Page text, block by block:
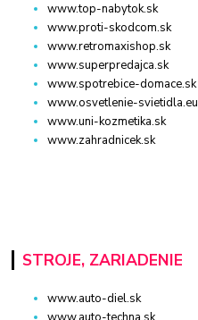
www.top-nabytok.sk
www.proti-skodcom.sk
www.retromaxishop.sk
www.superpredajca.sk
www.spotrebice-domace.sk
www.osvetlenie-svietidla.eu
www.uni-kozmetika.sk
www.zahradnicek.sk
STROJE, ZARIADENIE
www.auto-diel.sk